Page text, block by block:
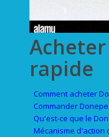
rapide
Comment acheter
Commander
Qu'est-ce que le
Mécanisme d'action